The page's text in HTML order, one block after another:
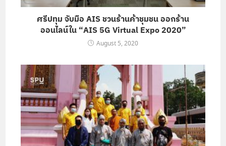
ศรีปทุม จับมือ AIS ชวนร้านค้าชุมชน ออกร้าน
ออนไลน์ใน “AIS 5G Virtual Expo 2020”
August 5, 2020